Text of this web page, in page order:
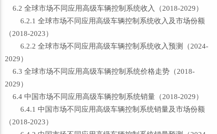
6.2 全球市场不同应用高级车辆控制系统收入（2018-2029）
6.2.1 全球市场不同应用高级车辆控制系统收入及市场份额
（2018-2023）
6.2.2 全球市场不同应用高级车辆控制系统收入预测（2024-
2029）
6.3 全球市场不同应用高级车辆控制系统价格走势（2018-
2029）
6.4 中国市场不同应用高级车辆控制系统销量（2018-2029）
6.4.1 中国市场不同应用高级车辆控制系统销量及市场份额
（2018-2023）